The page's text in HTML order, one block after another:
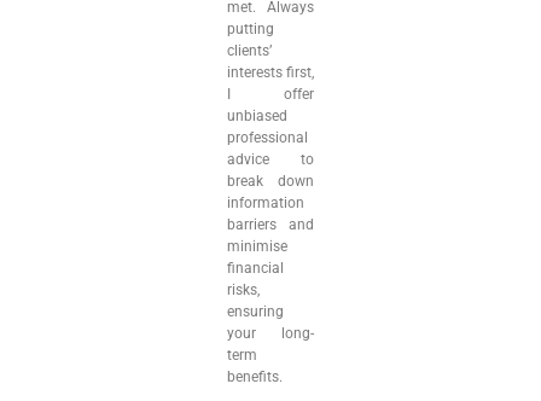
met. Always
putting
clients’
interests first,
I offer
unbiased
professional
advice to
break down
information
barriers and
minimise
financial
risks,
ensuring
your long-
term
benefits.